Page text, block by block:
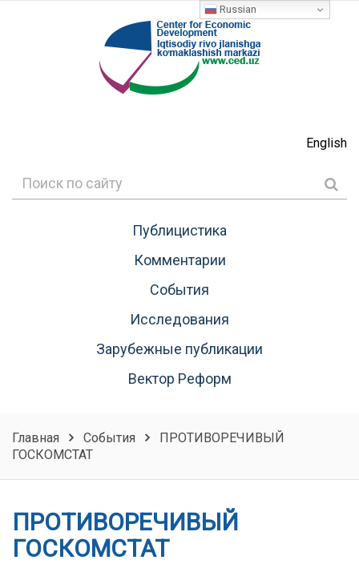
English
Публицистика
Комментарии
События
Исследования
Зарубежные публикации
Вектор Реформ
Главная События
ПРОТИВОРЕЧИВЫЙ
ГОСКОМСТАТ
ПРОТИВОРЕЧИВЫЙ
ГОСКОМСТАТ
Russian